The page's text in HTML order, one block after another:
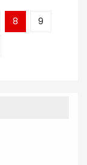
8
9